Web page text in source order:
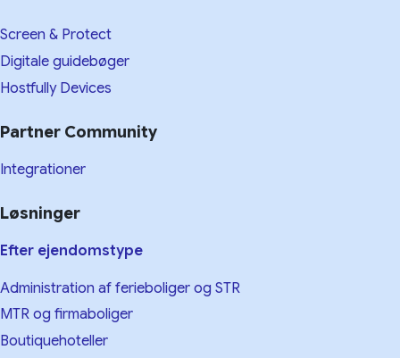
Screen & Protect
Digitale guidebøger
Hostfully Devices
Partner Community
Integrationer
Løsninger
Efter ejendomstype
Administration af ferieboliger og STR
MTR og firmaboliger
Boutiquehoteller